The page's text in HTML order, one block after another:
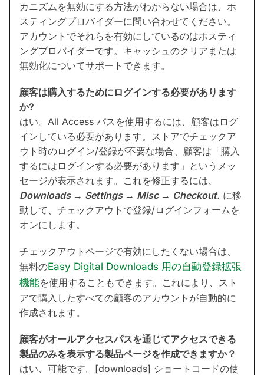
カニズムを無効にする方法がわからない場合は、ホ
スティングプロバイダーに問い合わせてください。
アカウントでそれらを有効にしているのはホスティ
ングプロバイダーです。キャッシュのクリアまたは
無効化についてサポートできます。
顧客は購入するためにログインする必要があります
か?
はい。All Access パスを使用するには、顧客はログ
インしている必要があります。ストアでチェックア
ウト時のログイン/登録が不要な場合、顧客は「購入
するにはログインする必要があります」というメッ
セージが表示されます。これを修正するには、
Downloads→ Settings→ Misc→ Checkout. に移
動して、チェックアウトで登録/ログインフォームを
オンにします。
チェックアウトページで有効にしたくない場合は、
無料のEasy Digital Downloads 用の自動登録拡張
機能を使用することもできます。これにより、スト
アで購入したすべての顧客のアカウントが自動的に
作成されます。
顧客がオールアクセスパスを通じてアクセスできる
製品のみを表示する製品ページを作成できますか？
はい、可能です。[downloads] ショートコードの使